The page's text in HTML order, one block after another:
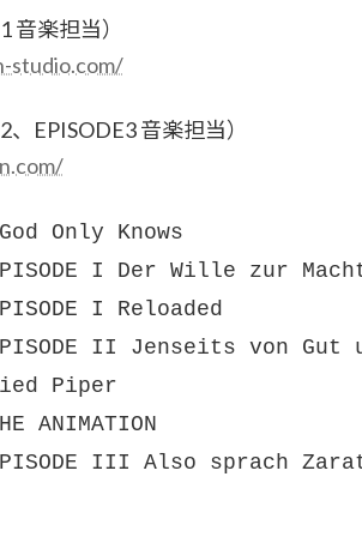
音楽担当）
studio.com/
EPISODE3 音楽担当）
Only Knows
I Der Wille zur
I Reloaded
II Jenseits von Gut
Piper
ANIMATION
III Also sprach